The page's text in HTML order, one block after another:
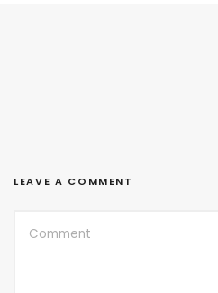
LEAVE A COMMENT